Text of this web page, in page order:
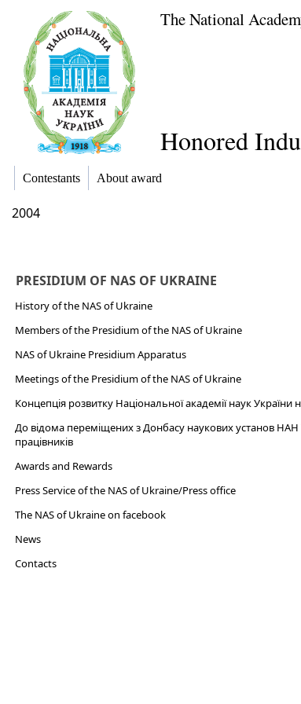
The National
Honored
Contestants About award
2004
PRESIDIUM OF NAS OF UKRAINE
History of the NAS of Ukraine
Members of the Presidium of the NAS of Ukraine
NAS of Ukraine Presidium Apparatus​
Meetings of the Presidium of the NAS of Ukraine
Концепція розвитку Національної академії наук України
До відома переміщених з Донбасу наукових установ НАН
працівників
Awards and Rewards
Press Service of the NAS of Ukraine/Press office
The NAS of Ukraine on facebook
News
Сontacts